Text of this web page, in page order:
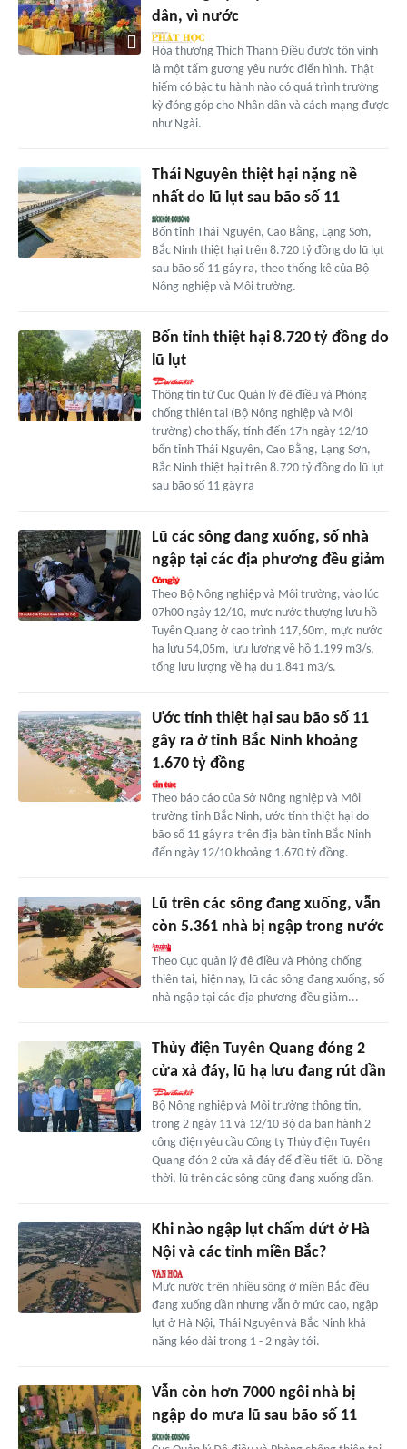
dân, vì nước
Hòa thượng Thích Thanh Điều được tôn vinh
là một tấm gương yêu nước điển hình. Thật
hiếm có bậc tu hành nào có quá trình trường
kỳ đóng góp cho Nhân dân và cách mạng được
như Ngài.
Thái Nguyên thiệt hại nặng nề
nhất do lũ lụt sau bão số 11
Bốn tỉnh Thái Nguyên, Cao Bằng, Lạng Sơn,
Bắc Ninh thiệt hại trên 8.720 tỷ đồng do lũ lụt
sau bão số 11 gây ra, theo thống kê của Bộ
Nông nghiệp và Môi trường.
Bốn tỉnh thiệt hại 8.720 tỷ đồng do
lũ lụt
Thông tin từ Cục Quản lý đê điều và Phòng
chống thiên tai (Bộ Nông nghiệp và Môi
trường) cho thấy, tính đến 17h ngày 12/10
bốn tỉnh Thái Nguyên, Cao Bằng, Lạng Sơn,
Bắc Ninh thiệt hại trên 8.720 tỷ đồng do lũ lụt
sau bão số 11 gây ra
Lũ các sông đang xuống, số nhà
ngập tại các địa phương đều giảm
Theo Bộ Nông nghiệp và Môi trường, vào lúc
07h00 ngày 12/10, mực nước thượng lưu hồ
Tuyên Quang ở cao trình 117,60m, mực nước
hạ lưu 54,05m, lưu lượng về hồ 1.199 m3/s,
tổng lưu lượng về hạ du 1.841 m3/s.
Ước tính thiệt hại sau bão số 11
gây ra ở tỉnh Bắc Ninh khoảng
1.670 tỷ đồng
Theo báo cáo của Sở Nông nghiệp và Môi
trường tỉnh Bắc Ninh, ước tính thiệt hại do
bão số 11 gây ra trên địa bàn tỉnh Bắc Ninh
đến ngày 12/10 khoảng 1.670 tỷ đồng.
Lũ trên các sông đang xuống, vẫn
còn 5.361 nhà bị ngập trong nước
Theo Cục quản lý đê điều và Phòng chống
thiên tai, hiện nay, lũ các sông đang xuống, số
nhà ngập tại các địa phương đều giảm...
Thủy điện Tuyên Quang đóng 2
cửa xả đáy, lũ hạ lưu đang rút dần
Bộ Nông nghiệp và Môi trường thông tin,
trong 2 ngày 11 và 12/10 Bộ đã ban hành 2
công điện yêu cầu Công ty Thủy điện Tuyên
Quang đón 2 cửa xả đáy để điều tiết lũ. Đồng
thời, lũ trên các sông cũng đang xuống dần.
Khi nào ngập lụt chấm dứt ở Hà
Nội và các tỉnh miền Bắc?
Mực nước trên nhiều sông ở miền Bắc đều
đang xuống dần nhưng vẫn ở mức cao, ngập
lụt ở Hà Nội, Thái Nguyên và Bắc Ninh khả
năng kéo dài trong 1 - 2 ngày tới.
Vẫn còn hơn 7000 ngôi nhà bị
ngập do mưa lũ sau bão số 11